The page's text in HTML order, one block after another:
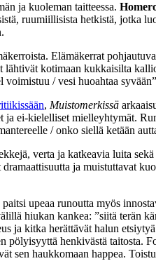
ja kuoleman taitteessa.
ruumiillisista hetkistä, jotka
Elämäkerrat
lähtivät kotimaan kukkaisilta
/ vesi huoahtaa
, Muistomerkissä
ei-kielelliset mielleyhtymät.
/ onko siellä ketään
verta ja katkeavia luita
ja muistuttavat
paitsi upeaa runoutta myös
hiukan kankea: ”siitä terän
ja kitka herättävät halun
henkivästä taitosta.
sen haukkomaan happea.